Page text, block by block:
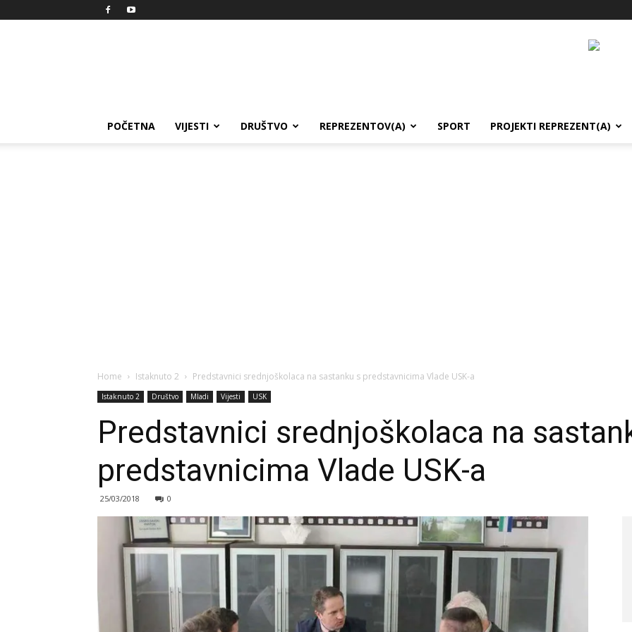
POČETNA VIJESTI DRUŠTVO REPREZENTOV(A) SPORT PROJEKTI REPREZENT(A)
Home Istaknuto 2 Predstavnici srednjoškolaca na sastanku s predstavnicima Vlade USK-a
Istaknuto 2 Društvo Mladi Vijesti USK
Predstavnici srednjoškolaca na
predstavnicima Vlade USK-a
25/03/2018 0